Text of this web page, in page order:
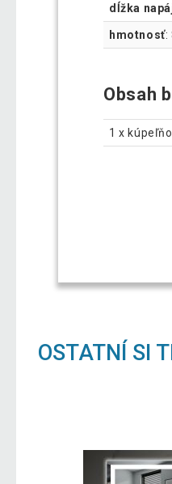
dĺžka
hmotnosť:
Obsah
1 x
OSTATNÍ SI